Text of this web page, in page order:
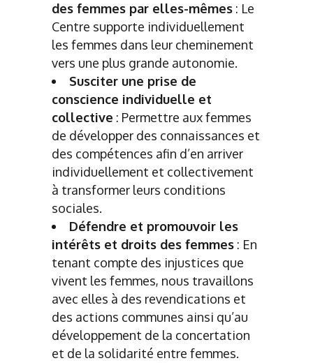
des femmes par elles-mêmes : Le
Centre supporte individuellement
les femmes dans leur cheminement
vers une plus grande autonomie.
Susciter une prise de
conscience individuelle et
collective : Permettre aux femmes
de développer des connaissances et
des compétences afin d’en arriver
individuellement et collectivement
à transformer leurs conditions
sociales.
Défendre et promouvoir les
intérêts et droits des femmes : En
tenant compte des injustices que
vivent les femmes, nous travaillons
avec elles à des revendications et
des actions communes ainsi qu’au
développement de la concertation
et de la solidarité entre femmes.